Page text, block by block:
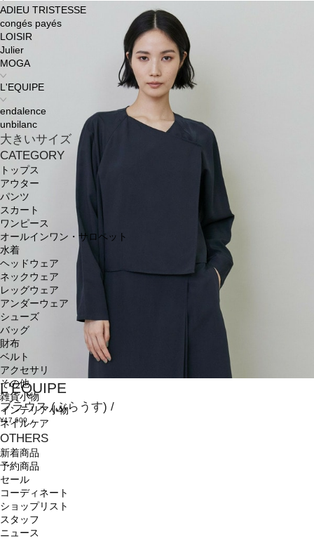
ADIEU TRISTESSE
congés payés
LOISIR
Julier
MOGA
L'EQUIPE
endalence
unbilanc
大きいサイズ
CATEGORY
トップス
アウター
パンツ
スカート
ワンピース
オールインワン・サロペット
水着
ヘッドウェア
ネックウェア
レッグウェア
アンダーウェア
シューズ
バッグ
財布
ベルト
アクセサリ
その他
雑貨小物
インテリア小物
ネイルケア
OTHERS
新着商品
予約商品
セール
コーディネート
ショップリスト
スタッフ
ニュース
L'EQUIPE
ブラウス(ぶらうす) /
¥17,600